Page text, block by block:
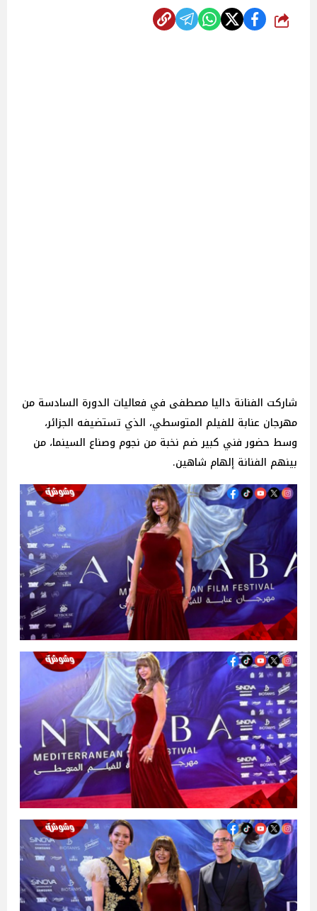
شارك
شاركت الفنانة داليا مصطفى في فعاليات الدورة السادسة من
مهرجان عنابة للفيلم المتوسطي، الذي تستضيفه الجزائر،
وسط حضور فني كبير ضم نخبة من نجوم وصناع السينما، من
بينهم الفنانة إلهام شاهين.